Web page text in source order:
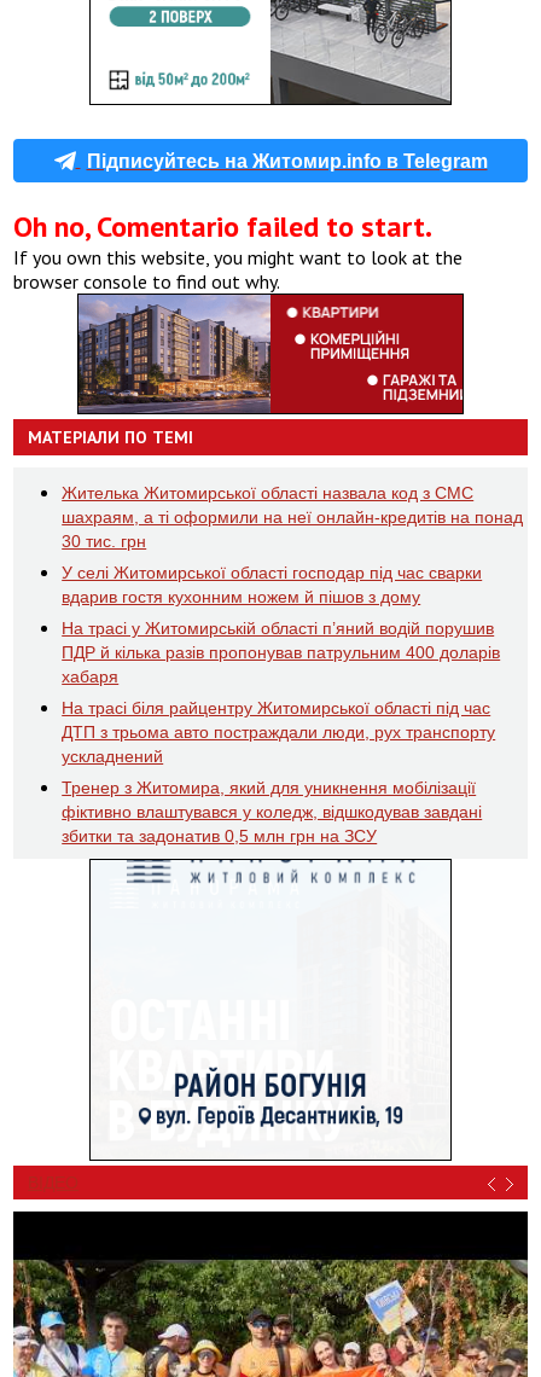
Підписуйтесь на Житомир.info в Telegram
Oh no, Comentario failed to start.
If you own this website, you might want to look at the
browser console to find out why.
МАТЕРІАЛИ ПО ТЕМІ
Жителька Житомирської області назвала код з СМС
шахраям, а ті оформили на неї онлайн-кредитів на понад
30 тис. грн
У селі Житомирської області господар під час сварки
вдарив гостя кухонним ножем й пішов з дому
На трасі у Житомирській області п’яний водій порушив
ПДР й кілька разів пропонував патрульним 400 доларів
хабаря
На трасі біля райцентру Житомирської області під час
ДТП з трьома авто постраждали люди, рух транспорту
ускладнений
Тренер з Житомира, який для уникнення мобілізації
фіктивно влаштувався у коледж, відшкодував завдані
збитки та задонатив 0,5 млн грн на ЗСУ
ВІДЕО